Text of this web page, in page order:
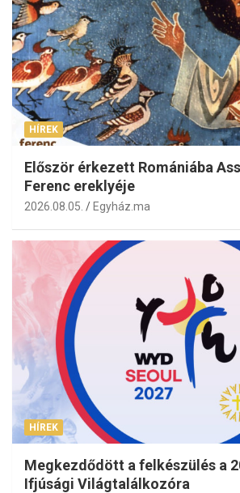
HÍREK
Először érkezett Romániába
Ferenc ereklyéje
2026.08.05. Egyház.ma
HÍREK
Megkezdődött a felkészülés a
Ifjúsági Világtalálkozóra